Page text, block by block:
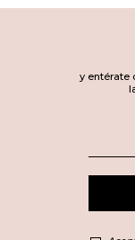
y entérate